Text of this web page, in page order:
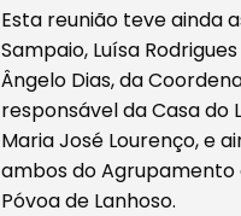
Tipo de
Esta reunião teve ainda
Sampaio, Luísa
Ângelo Dias, da
responsável da Casa do
Maria José Lourenço, e
ambos do Agrupamento
Póvoa de Lanhoso.